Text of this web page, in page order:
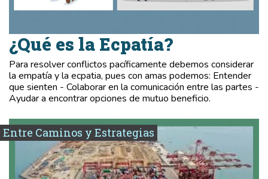
¿Qué es la Ecpatía?
Para resolver conflictos pacíficamente debemos considerar
la empatía y la ecpatia, pues con amas podemos: Entender
que sienten - Colaborar en la comunicación entre las partes -
Ayudar a encontrar opciones de mutuo beneficio.
Entre Caminos y Estrategias